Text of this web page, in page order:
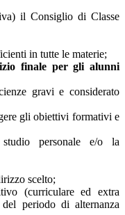
il Consiglio di Classe
in tutte le materie;
finale per gli alunni
gravi e considerato
gli obiettivi formativi e
personale e/o la
scelto;
(curriculare ed extra
periodo di alternanza